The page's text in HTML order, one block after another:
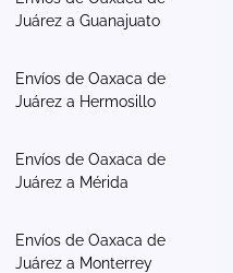
Juárez a Guanajuato
Envíos de Oaxaca de
Juárez a Hermosillo
Envíos de Oaxaca de
Juárez a Mérida
Envíos de Oaxaca de
Juárez a Monterrey